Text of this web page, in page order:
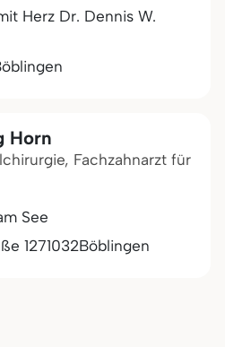
Herz Dr. Dennis W.
Horn
Fachzahnarzt für
See
1271032Böblingen